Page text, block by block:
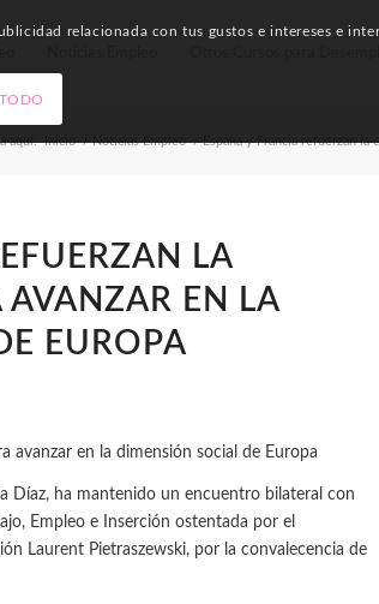
aquí: Inicio / Noticias Empleo / España y Francia refuerzan la
LA
EN LA
EUROPA
Díaz, ha mantenido un encuentro bilateral con
Empleo e Inserción ostentada por el
Laurent Pietraszewski, por la convalecencia de
relacionada con tus gustos e intereses e